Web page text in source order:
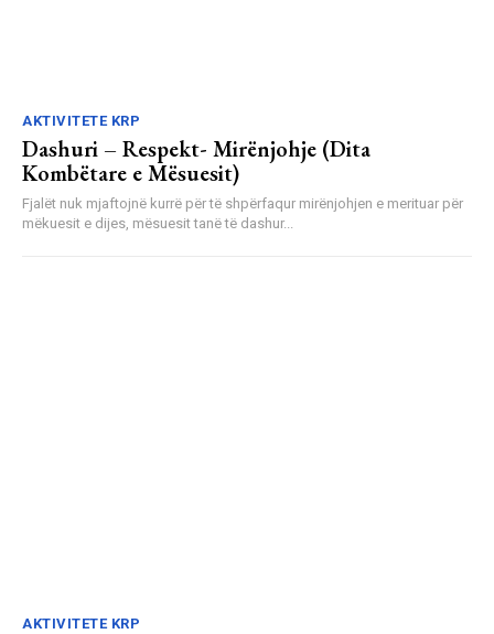
AKTIVITETE KRP
Dashuri – Respekt- Mirënjohje (Dita
Kombëtare e Mësuesit)
Fjalët nuk mjaftojnë kurrë për të shpërfaqur mirënjohjen e merituar për
mëkuesit e dijes, mësuesit tanë të dashur...
AKTIVITETE KRP